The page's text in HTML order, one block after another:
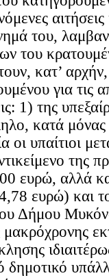
του,
του
κατ’ αρχήν,
για τις
1) της
κατά μόνας
υπαίτιοι
της
ευρώ, αλλά
ευρώ) και
Δήμου
μακρόχρονης